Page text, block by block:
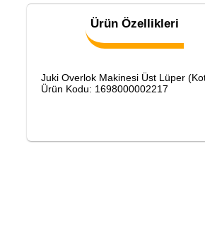
Ürün Özellikleri
Juki Overlok Makinesi Üst Lüper
Ürün Kodu: 1698000002217